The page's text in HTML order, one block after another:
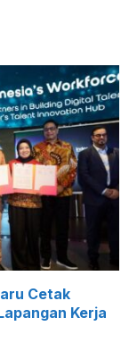
Cetak
Kerja